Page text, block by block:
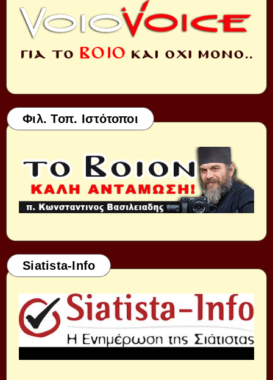
Φιλ. Τοπ. Ιστότοποι
Siatista-Info